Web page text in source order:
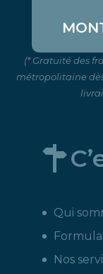
(* Gratuité des
métropolitaine
Qui
Nos